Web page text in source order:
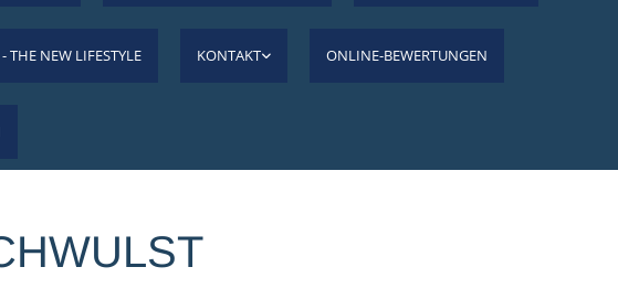
THE NEW LIFESTYLE KONTAKT ONLINE-BEWERTUNGEN